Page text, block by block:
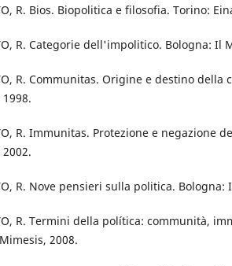
R. Bios. Biopolitica e filosofia. Torino:
R. Categorie dell'impolitico. Bologna: Il
R. Communitas. Origine e destino della
R. Immunitas. Protezione e negazione
R. Nove pensieri sulla politica. Bologna:
R. Termini della política: communità,
2008.